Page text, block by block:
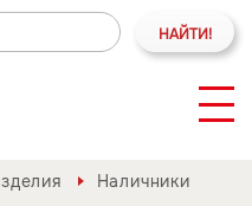
Наличники